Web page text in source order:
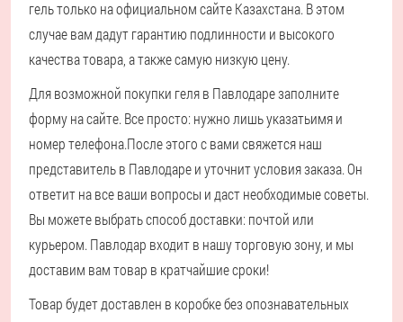
гель только на официальном сайте Казахстана. В этом
случае вам дадут гарантию подлинности и высокого
качества товара, а также самую низкую цену.
Для возможной покупки геля в Павлодаре заполните
форму на сайте. Все просто: нужно лишь указатьимя и
номер телефона.После этого с вами свяжется наш
представитель в Павлодаре и уточнит условия заказа. Он
ответит на все ваши вопросы и даст необходимые советы.
Вы можете выбрать способ доставки: почтой или
курьером. Павлодар входит в нашу торговую зону, и мы
доставим вам товар в кратчайшие сроки!
Товар будет доставлен в коробке без опознавательных